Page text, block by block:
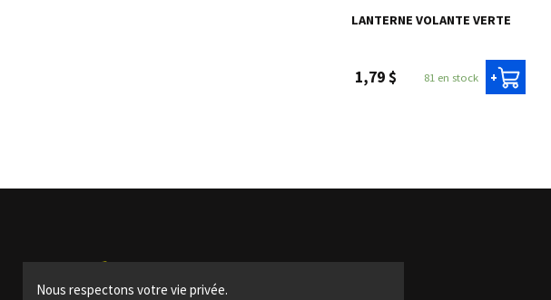
Nous respectons votre vie privée.
LANTERNE VOLANTE VERTE
1,79 $ 81 en stock +